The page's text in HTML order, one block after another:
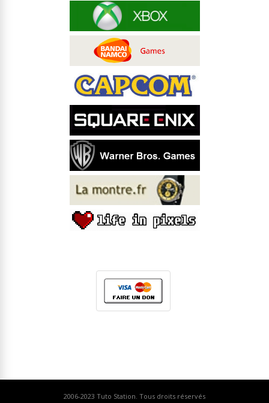
2006-2023 Tuto Station . Tous droits réservés